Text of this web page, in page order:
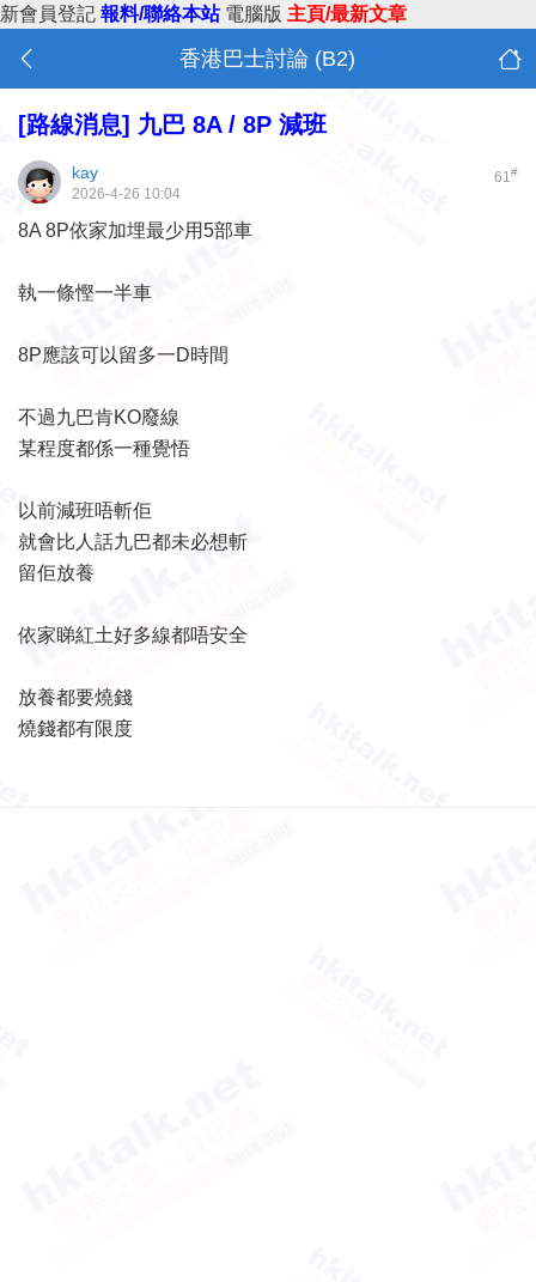
新會員登記 報料/聯絡本站 電腦版 主頁/最新文章
香港巴士討論 (B2)
[路線消息] 九巴 8A / 8P 減班
61#
kay
2026-4-26 10:04
8A 8P依家加埋最少用5部車
執一條慳一半車
8P應該可以留多一D時間
不過九巴肯KO廢線
某程度都係一種覺悟
以前減班唔斬佢
就會比人話九巴都未必想斬
留佢放養
依家睇紅土好多線都唔安全
放養都要燒錢
燒錢都有限度